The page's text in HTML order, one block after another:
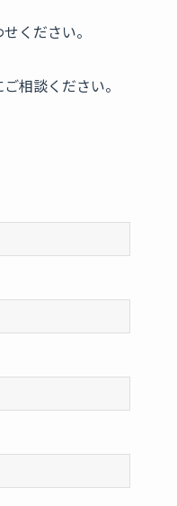
ください。
相談ください。